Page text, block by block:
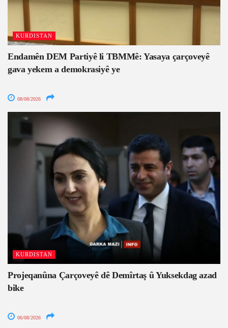
KURDISTAN
Endamên DEM Partiyê li TBMMê: Yasaya çarçoveyê
gava yekem a demokrasiyê ye
08/08/2026
KURDISTAN
Projeqanûna Çarçoveyê dê Demîrtaş û Yuksekdag azad
bike
06/08/2026